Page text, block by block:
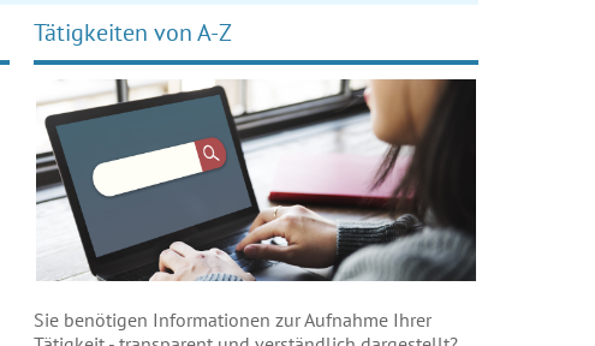
Tätigkeiten von A-Z
Sie benötigen Informationen zur Aufnahme Ihrer